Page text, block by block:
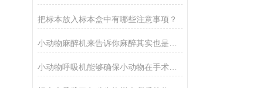
把标本放入标本盒中有哪些注意事项？
小动物呼吸机能够确保小动物在手术或急救过程中获得充分的氧气